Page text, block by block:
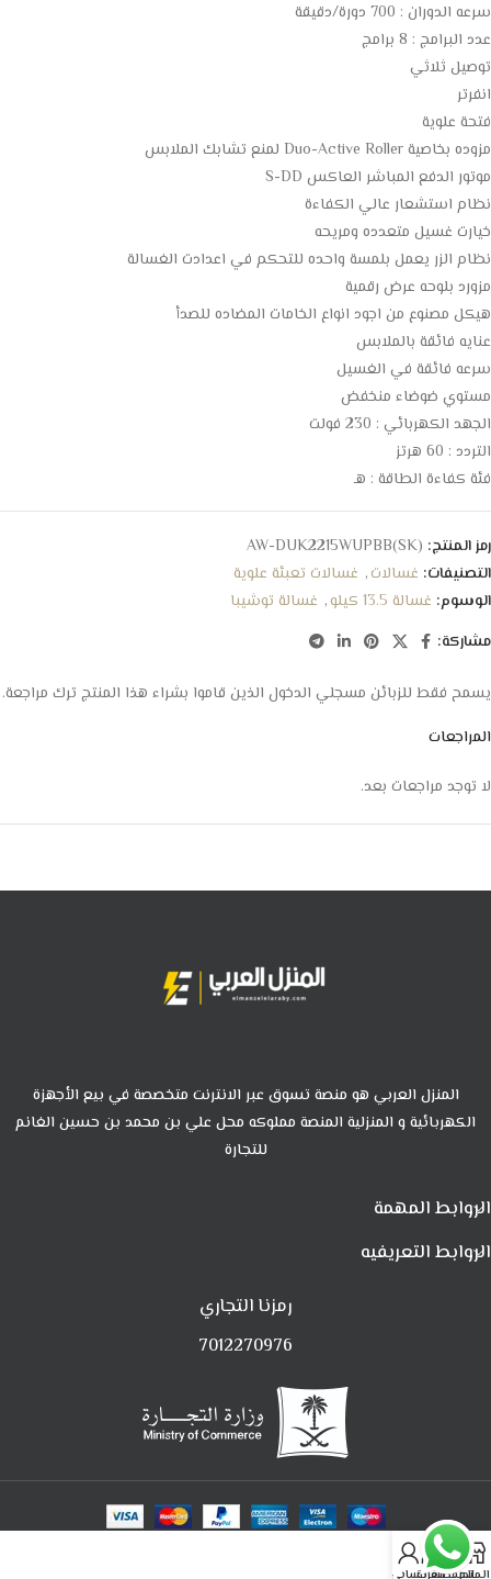
سرعه الدوران : 700 دورة/دقيقة
عدد البرامج : 8 برامج
توصيل ثلاثي
انفرتر
فتحة علوية
مزوده بخاصية Duo-Active Roller لمنع تشابك الملابس
موتور الدفع المباشر العاكس S-DD
نظام استشعار عالي الكفاءة
خيارت غسيل متعدده ومريحه
نظام الزر يعمل بلمسة واحده للتحكم في اعدادت الغسالة
مزورد بلوحه عرض رقمية
هيكل مصنوع من اجود انواع الخامات المضاده للصدأ
عنايه فائقة بالملابس
سرعه فائقة في الغسيل
مستوي ضوضاء منخفض
الجهد الكهربائي : 230 فولت
التردد : 60 هرتز
فئة كفاءة الطاقة : هـ
رمز المنتج: AW-DUK2215WUPBB(SK)
التصنيفات: غسالات, غسالات تعبئة علوية
الوسوم: غسالة 13.5 كيلو , غسالة توشيبا
مشاركة:
المراجعات
لا توجد مراجعات بعد.
يسمح فقط للزبائن مسجلي الدخول الذين قاموا بشراء هذا المنتج ترك مراجعة.
المنزل العربي هو منصة تسوق عبر الانترنت متخصصة في بيع الأجهزة
الكهربائية و المنزلية المنصة مملوكه محل علي بن محمد بن حسين الغانم
للتجارة
الروابط المهمة
الروابط التعريفيه
رمزنا التجاري
7012270976
المتجرالمفضلةالعربةحسابي